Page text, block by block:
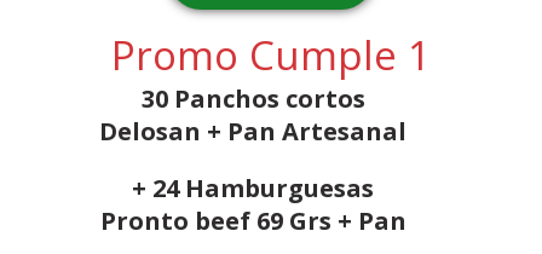
Promo Cumple 1
30 Panchos cortos
Delosan + Pan Artesanal
+ 24 Hamburguesas
Pronto beef 69 Grs + Pan